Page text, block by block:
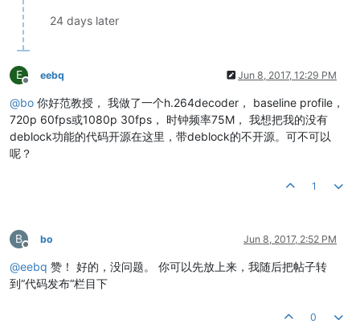
24 days later
E
Offline
eebq Jun 8, 2017, 12:29 PM
@bo 你好范教授， 我做了一个h.264decoder， baseline profile，
720p 60fps或1080p 30fps， 时钟频率75M， 我想把我的没有
deblock功能的代码开源在这里，带deblock的不开源。可不可以
呢？
1
B
Offline
bo Jun 8, 2017, 2:52 PM
@eebq 赞！ 好的，没问题。 你可以先放上来，我随后把帖子转
到“代码发布“栏目下
0